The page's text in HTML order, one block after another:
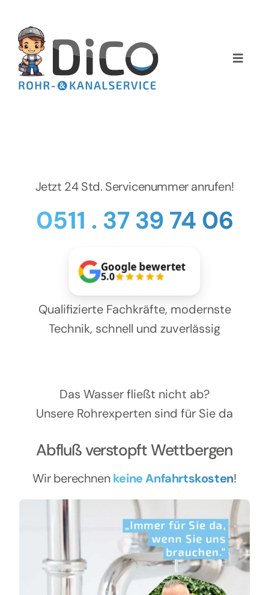
springen
Toggle
Home
Kontakt
Jetzt 24 Std. Servicenummer anrufen!
0511 . 37 39 74 06
Google bewertet
5.0
Qualifizierte Fachkräfte, modernste
Technik, schnell und zuverlässig
Das Wasser fließt nicht ab?
Unsere Rohrexperten sind für Sie da
Abfluß verstopft Wettbergen
Wir berechnenkeine Anfahrtskosten!